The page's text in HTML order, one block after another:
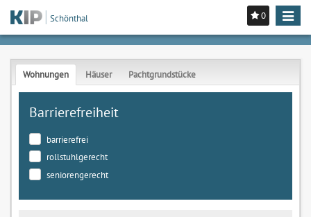
0
Toggle
Schönthal
Wohnungen Häuser Pachtgrundstücke
Barrierefreiheit
barrierefrei
rollstuhlgerecht
seniorengerecht